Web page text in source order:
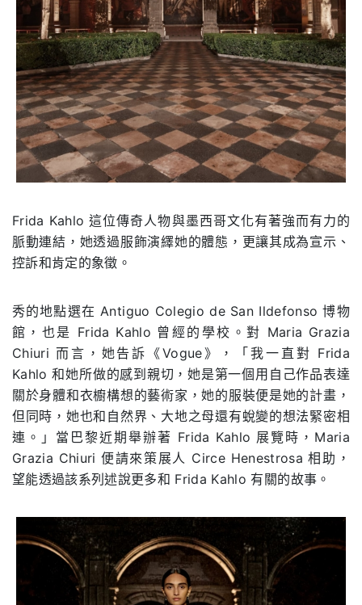
Frida Kahlo 這位傳奇人物與墨西哥文化有著強而有力的
脈動連結，她透過服飾演繹她的體態，更讓其成為宣示、
控訴和肯定的象徵。
秀的地點選在 Antiguo Colegio de San Ildefonso 博物
館，也是 Frida Kahlo 曾經的學校。對 Maria Grazia
Chiuri 而言，她告訴《Vogue》，「我一直對 Frida
Kahlo 和她所做的感到親切，她是第一個用自己作品表達
關於身體和衣櫥構想的藝術家，她的服裝便是她的計畫，
但同時，她也和自然界、大地之母還有蛻變的想法緊密相
連。」當巴黎近期舉辦著 Frida Kahlo 展覽時，Maria
Grazia Chiuri 便請來策展人 Circe Henestrosa 相助，
望能透過該系列述說更多和 Frida Kahlo 有關的故事。